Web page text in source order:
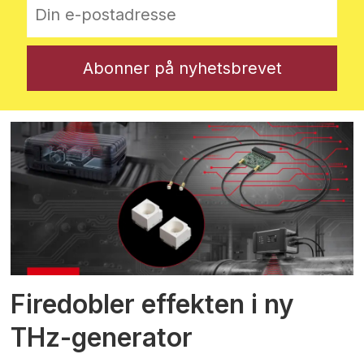
Firedobler effekten i ny
THz-generator